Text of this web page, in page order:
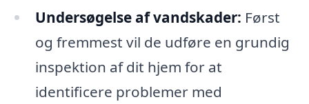
Undersøgelse af vandskader: Først
og fremmest vil de udføre en grundig
inspektion af dit hjem for at
identificere problemer med